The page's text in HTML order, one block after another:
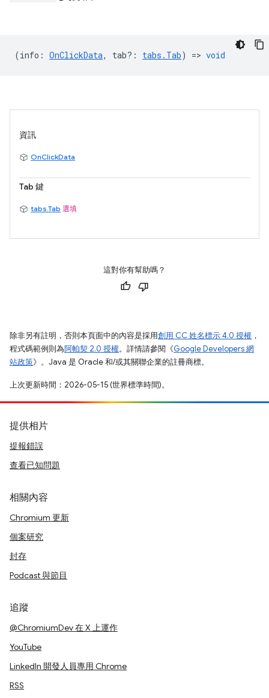
(info : OnClickData, tab? : tabs.Tab) => void
資訊
OnClickData
Tab 鍵
tabs.Tab 選填
這對你有幫助嗎？
除非另有註明，否則本頁面中的內容是採用創用 CC 姓名標示 4.0 授權 ，
程式碼範例則為阿帕契 2.0 授權。詳情請參閱《Google Developers 網
站政策》。Java 是 Oracle 和/或其關聯企業的註冊商標。
上次更新時間：2026-05-15 (世界標準時間)。
提供相片
提報錯誤
查看已知問題
相關內容
Chromium 更新
個案研究
封存
Podcast 與節目
追蹤
@ChromiumDev 在 X 上運作
YouTube
LinkedIn 開發人員專用 Chrome
RSS